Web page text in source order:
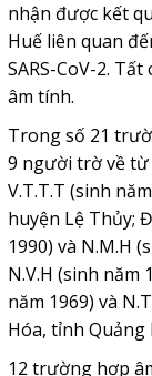
nhận được kết
Huế liên quan
SARS-CoV-2.
âm tính.
Trong số 21
9 người trờ về từ
V.T.T.T (sinh
huyện Lệ Thủy;
1990) và N.M.H
N.V.H (sinh năm
năm 1969) và
Hóa, tỉnh Quảng
12 trường hợp